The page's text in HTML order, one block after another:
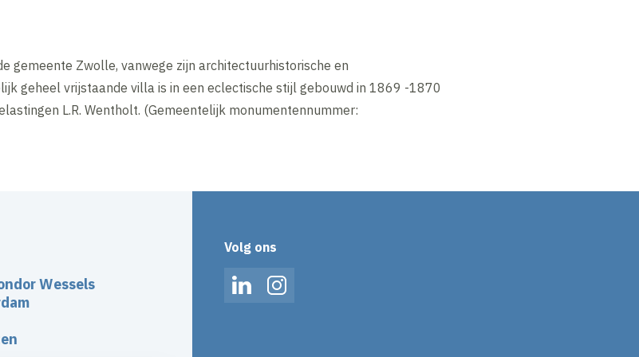
gemeente Zwolle, vanwege zijn architectuurhistorische en
geheel vrijstaande villa is in een eclectische stijl gebouwd in 1869 -1870
L.R. Wentholt. (Gemeentelijk monumentennummer:
Wessels
Volg ons
LinkedInInstagram